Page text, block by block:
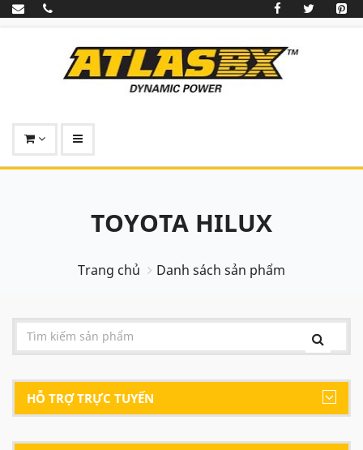
TOYOTA HILUX
Trang chủ Danh sách sản phẩm
HỖ TRỢ TRỰC TUYẾN